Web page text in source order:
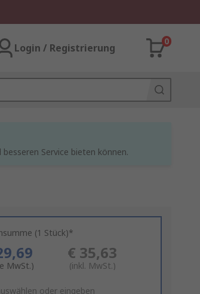
Login / Registrierung
0
Service bieten können.
(1 Stück)*
MwSt.)
€ 35,63
(inkl. MwSt.)
oder eingeben